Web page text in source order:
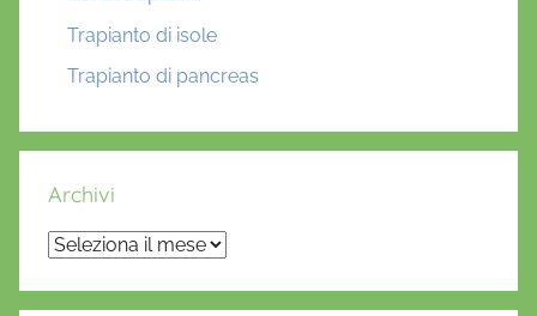
Trapianto di isole
Trapianto di pancreas
Archivi
Archivi